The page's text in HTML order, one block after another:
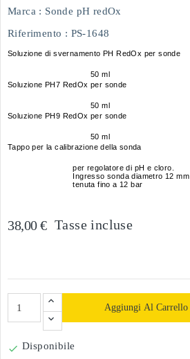
Marca : Sonde pH redOx
Riferimento : PS-1648
Soluzione di svernamento PH RedOx per sonde
50 ml
Soluzione PH7 RedOx per sonde
50 ml
Soluzione PH9 RedOx per sonde
50 ml
Tappo per la calibrazione della sonda
per regolatore di pH e cloro.
Ingresso sonda diametro 12 mm
tenuta fino a 12 bar
38,00 € Tasse incluse
Aggiungi Al Carrello
 Disponibile